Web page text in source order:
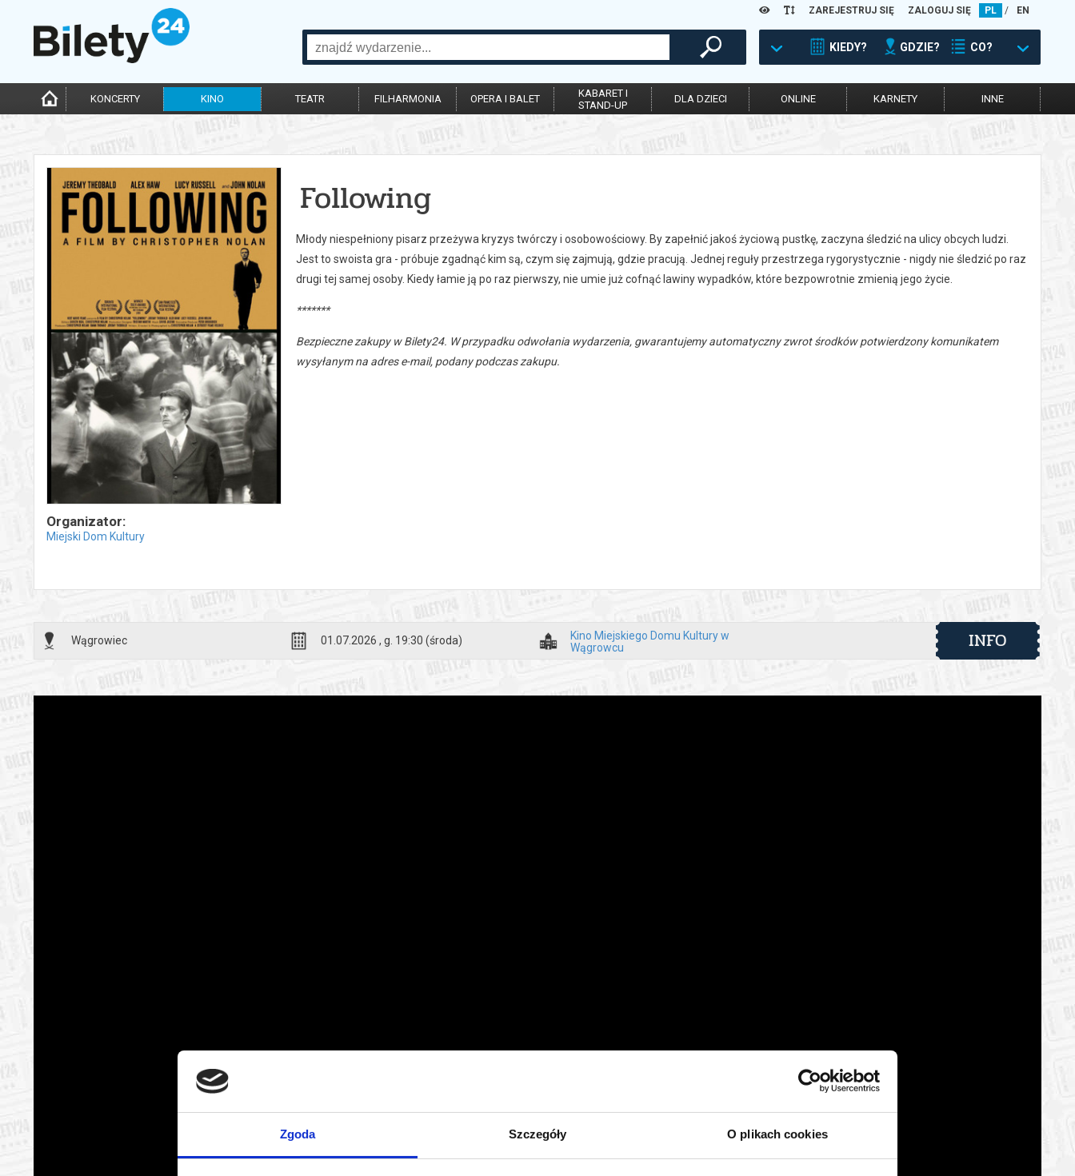
Zgoda Szczegóły O plikach cookies
ZAREJESTRUJ SIĘ ZALOGUJ SIĘ PL / EN
KIEDY? GDZIE? CO?
KONCERTY KINO TEATR FILHARMONIA OPERA I BALET
KABARET I
STAND-UP
DLA DZIECI ONLINE KARNETY INNE
Organizator:
Miejski Dom Kultury
Following
Młody niespełniony pisarz przeżywa kryzys twórczy i osobowościowy. By zapełnić jakoś życiową pustkę, zaczyna śledzić na ulicy obcych ludzi.
Jest to swoista gra - próbuje zgadnąć kim są, czym się zajmują, gdzie pracują. Jednej reguły przestrzega rygorystycznie - nigdy nie śledzić po raz
drugi tej samej osoby. Kiedy łamie ją po raz pierwszy, nie umie już cofnąć lawiny wypadków, które bezpowrotnie zmienią jego życie.
*******
Bezpieczne zakupy w Bilety24. W przypadku odwołania wydarzenia, gwarantujemy automatyczny zwrot środków potwierdzony komunikatem
wysyłanym na adres e-mail, podany podczas zakupu.
Wągrowiec 01.07.2026 , g. 19:30 (środa)
Kino Miejskiego Domu Kultury w
Wągrowcu
INFO